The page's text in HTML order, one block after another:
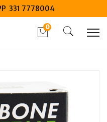
331 7778004
0